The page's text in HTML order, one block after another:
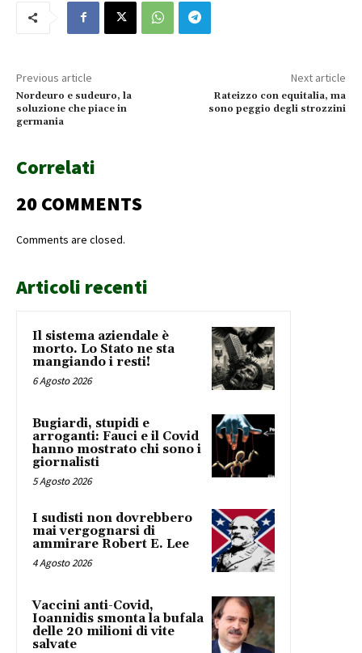
Previous article
Nordeuro e sudeuro, la
soluzione che piace in
germania
Next article
Rateizzo con equitalia, ma
sono peggio degli strozzini
Correlati
20 COMMENTS
Comments are closed.
Articoli recenti
Il sistema aziendale è
morto. Lo Stato ne sta
mangiando i resti!
6 Agosto 2026
Bugiardi, stupidi e
arroganti: Fauci e il Covid
hanno mostrato chi sono i
giornalisti
5 Agosto 2026
I sudisti non dovrebbero
mai vergognarsi di
ammirare Robert E. Lee
4 Agosto 2026
Vaccini anti-Covid,
Ioannidis smonta la bufala
delle 20 milioni di vite
salvate